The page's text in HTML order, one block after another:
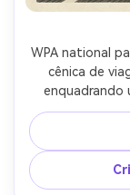
WPA national
cênica de
enquadrando
vista
para o nome
textura de
geométrico
parque, olhar